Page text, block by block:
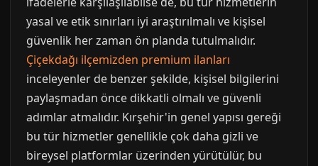
yasal ve etik sınırları iyi araştırılmalı ve kişisel
güvenlik her zaman ön planda tutulmalıdır.
Çiçekdağı ilçemizden premium ilanları
inceleyenler de benzer şekilde, kişisel bilgilerini
paylaşmadan önce dikkatli olmalı ve güvenli
adımlar atmalıdır. Kırşehir'in genel yapısı gereği
bu tür hizmetler genellikle çok daha gizli ve
bireysel platformlar üzerinden yürütülür, bu